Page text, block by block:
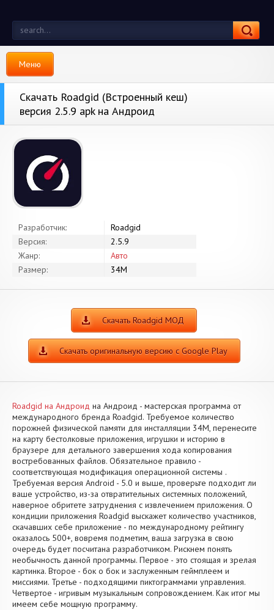
Меню
Скачать Roadgid (Встроенный кеш)
версия 2.5.9 apk на Андроид
Разработчик:
Roadgid
Версия:
2.5.9
Жанр:
Авто
Размер:
34M
Скачать Roadgid МОД
Скачать оригинальную версию с Google Play
Roadgid на Андроид на Андроид - мастерская программа от
международного бренда Roadgid. Требуемое количество
порожней физической памяти для инсталляции 34M, перенесите
на карту бестолковые приложения, игрушки и историю в
браузере для детального завершения хода копирования
востребованных файлов. Обязательное правило -
соответствующая модификация операционной системы .
Требуемая версия Android - 5.0 и выше, проверьте подходит ли
ваше устройство, из-за отвратительных системных положений,
наверное обритете затруднения с извлечением приложения. О
кондиции приложения Roadgid выскажет количество участников,
скачавших себе приложение - по международному рейтингу
оказалось 500+, вовремя подметим, ваша загрузка в свою
очередь будет посчитана разработчиком. Рискнем понять
необычность данной программы. Первое - это стоящая и зрелая
картинка. Второе - бок о бок и заслуженным геймплеем и
миссиями. Третье - подходящими пиктограммами управления.
Четвертое - игривым музыкальным сопровождением. Как итог мы
имеем себе мощную программу.